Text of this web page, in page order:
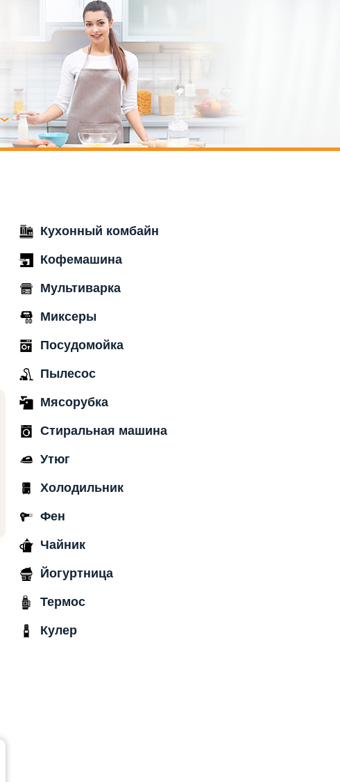
Кухонный комбайн
Кофемашина
Мультиварка
Миксеры
Посудомойка
Пылесос
Мясорубка
Стиральная машина
Утюг
Холодильник
Фен
Чайник
Йогуртница
Термос
Кулер